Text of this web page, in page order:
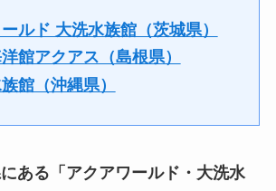
ルド 大洗水族館（茨城県）
館アクアス（島根県）
館（沖縄県）
ある「アクアワールド・大洗水